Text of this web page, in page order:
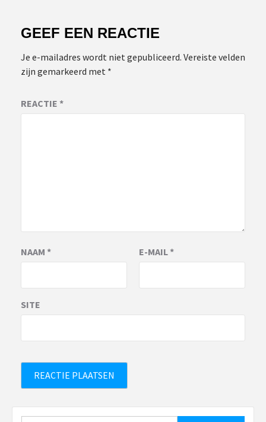
GEEF EEN REACTIE
Je e-mailadres wordt niet gepubliceerd. Vereiste velden
zijn gemarkeerd met *
REACTIE *
NAAM * E-MAIL*
SITE